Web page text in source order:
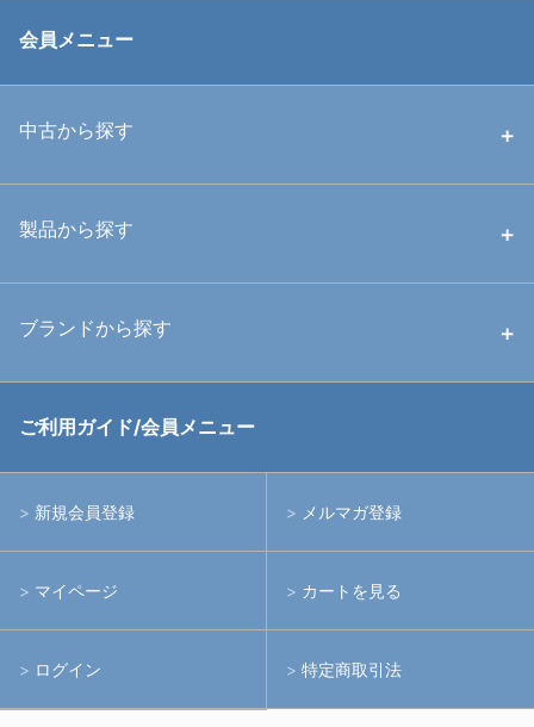
会員メニュー
中古から探す
中古ハウジング
中古アームシステム
製品から探す
ハウジング
ライト
アームシステム
アクションカメラ(GoPro等)
水中用品
ブランドから探す
RGBlue
イノン
ご利用ガイド/会員メニュー
新規会員登録 メルマガ登録
マイページ カートを見る
ログイン 特定商取引法